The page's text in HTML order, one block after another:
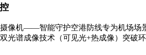
像机——智能守护空港防线专为机场场
光谱成像技术（可见光+热成像）突破